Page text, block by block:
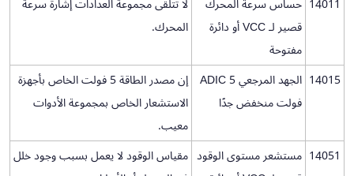
قصير لـ VCC أو دائرة
مفتوحة
المحرك.
14015
الجهد المرجعي ADIC 5
فولت منخفض جدًا
إن مصدر الطاقة 5 فولت الخاص بأجهزة
الاستشعار الخاص بمجموعة الأدوات
معيب.
14051 مستشعر مستوى الوقود مقياس الوقود لا يعمل بسبب وجود خلل